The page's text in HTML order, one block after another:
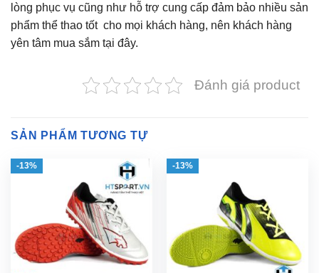
lòng phục vụ cũng như hỗ trợ cung cấp đảm bảo nhiều sản
phẩm thể thao tốt cho mọi khách hàng, nên khách hàng
yên tâm mua sắm tại đây.
Đánh giá product
SẢN PHẨM TƯƠNG TỰ
-13% -13%